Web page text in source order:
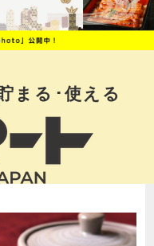
まる･使える